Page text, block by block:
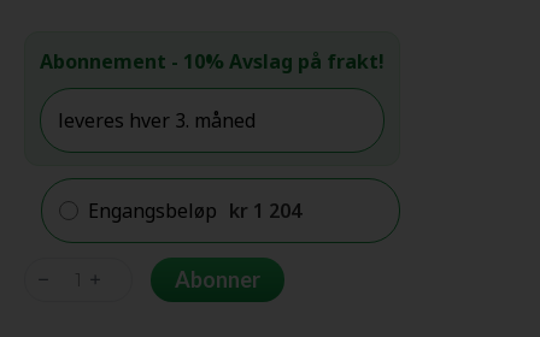
Abonnement - 10% Avslag på frakt!
Engangsbeløp kr 1 204
Genvex
Abonner